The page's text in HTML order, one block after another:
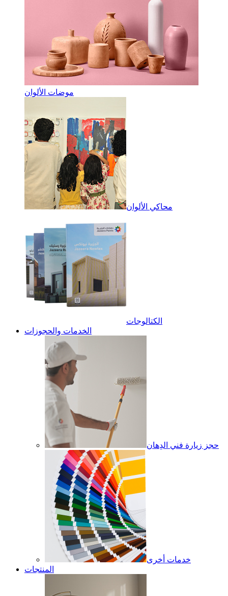
موضات الألوان
محاكي الألوان
الكتالوجات
الخدمات والحجوزات
حجز زيارة فني الدِهان
خدمات أخرى
المنتجات